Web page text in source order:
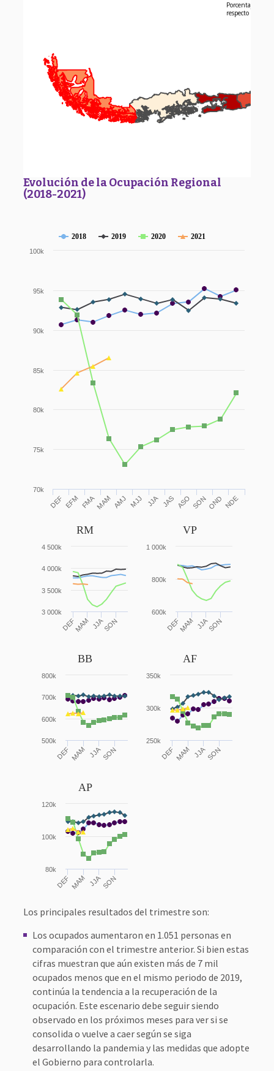
Porcentaje de
respecto a los
Evolución de la Ocupación Regional
(2018-2021)
2018 2019 2020 2021
DEF EFM FMAMAM AMJ MJJ JJA JAS ASO SONOND NDE
70k
75k
80k
85k
90k
95k
100k
RM
DEF JJA
MAM SON
3 000k
3 500k
4 000k
4 500k
VP
DEF JJA
MAM SON
600k
800k
1 000k
BB
DEF JJA
MAM SON
500k
600k
700k
800k
AF
DEF JJA
MAM SON
250k
300k
350k
AP
DEF JJA
MAM SON
80k
100k
120k
Los principales resultados del trimestre son:
Los ocupados aumentaron en 1.051 personas en
comparación con el trimestre anterior. Si bien estas
cifras muestran que aún existen más de 7 mil
ocupados menos que en el mismo periodo de 2019,
continúa la tendencia a la recuperación de la
ocupación. Este escenario debe seguir siendo
observado en los próximos meses para ver si se
consolida o vuelve a caer según se siga
desarrollando la pandemia y las medidas que adopte
el Gobierno para controlarla.